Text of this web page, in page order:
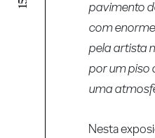
pavimento
com
pela artista
por um piso
uma
Nesta